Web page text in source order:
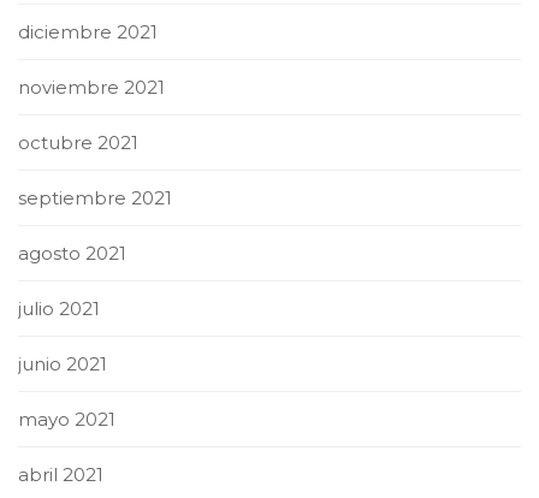
diciembre 2021
noviembre 2021
octubre 2021
septiembre 2021
agosto 2021
julio 2021
junio 2021
mayo 2021
abril 2021